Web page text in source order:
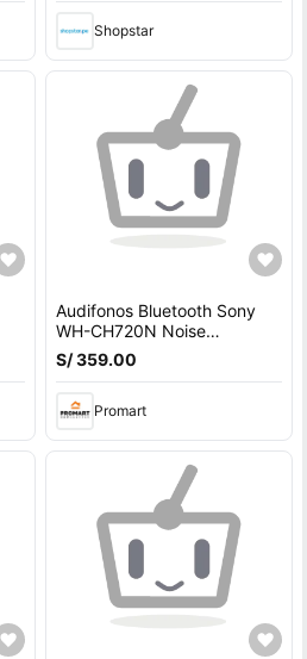
Shopstar
Audifonos Bluetooth Sony
WH-CH720N Noise
Cancelling Blue
S/ 359.00
Promart